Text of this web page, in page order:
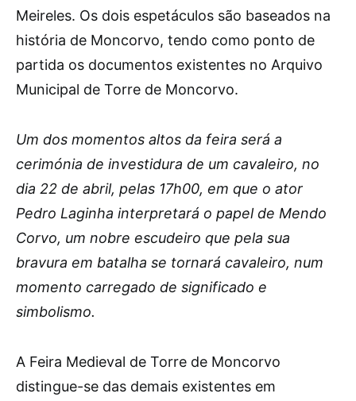
Meireles. Os dois espetáculos são baseados na
história de Moncorvo, tendo como ponto de
partida os documentos existentes no Arquivo
Municipal de Torre de Moncorvo.
Um dos momentos altos da feira será a
cerimónia de investidura de um cavaleiro, no
dia 22 de abril, pelas 17h00, em que o ator
Pedro Laginha interpretará o papel de Mendo
Corvo, um nobre escudeiro que pela sua
bravura em batalha se tornará cavaleiro, num
momento carregado de significado e
simbolismo.
A Feira Medieval de Torre de Moncorvo
distingue-se das demais existentes em